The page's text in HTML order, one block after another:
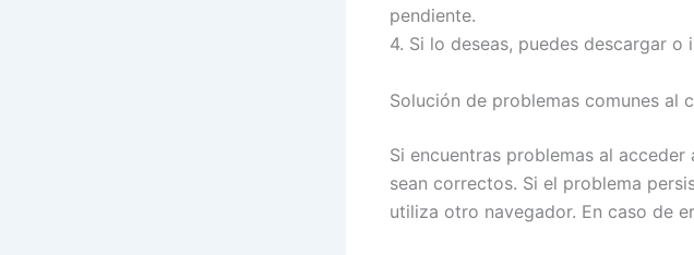
pendiente.
4. Si lo deseas, puedes descargar
Solución de problemas comunes al
Si encuentras problemas al
sean correctos. Si el problema
utiliza otro navegador. En caso de